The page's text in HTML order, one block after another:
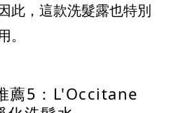
此，這款洗髮露也特別
薦5：L'Occitane